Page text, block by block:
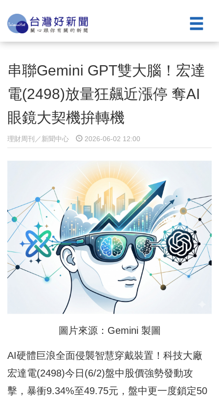
串聯Gemini GPT雙大腦！宏達
電(2498)放量狂飆近漲停 奪AI
眼鏡大契機拚轉機
理財周刊／新聞中心 2026-06-02 12:00
圖片來源：Gemini 製圖
AI硬體巨浪全面侵襲智慧穿戴裝置！科技大廠
宏達電(2498)今日(6/2)盤中股價強勢發動攻
擊，暴衝9.34%至49.75元，盤中更一度鎖定50